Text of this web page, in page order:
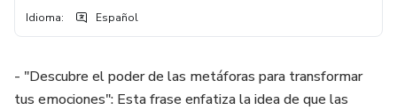
Idioma: Español
- "Descubre el poder de las metáforas para transformar
tus emociones": Esta frase enfatiza la idea de que las